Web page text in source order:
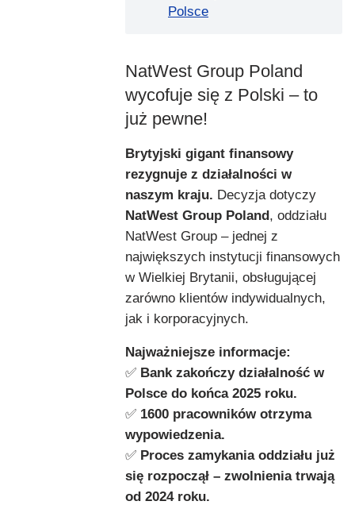
Polsce
NatWest Group Poland
wycofuje się z Polski – to
już pewne!
Brytyjski gigant finansowy
rezygnuje z działalności w
naszym kraju. Decyzja dotyczy
NatWest Group Poland, oddziału
NatWest Group – jednej z
największych instytucji finansowych
w Wielkiej Brytanii, obsługującej
zarówno klientów indywidualnych,
jak i korporacyjnych.
Najważniejsze informacje:
✅ Bank zakończy działalność w
Polsce do końca 2025 roku.
✅ 1600 pracowników otrzyma
wypowiedzenia.
✅ Proces zamykania oddziału już
się rozpoczął – zwolnienia trwają
od 2024 roku.